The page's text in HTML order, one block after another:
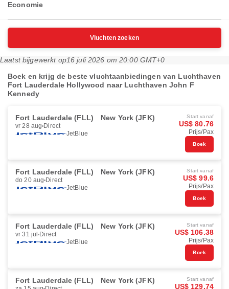
Economie
Vluchten zoeken
Laatst bijgewerkt op16 juli 2026 om 20:00 GMT+0
Boek en krijg de beste vluchtaanbiedingen van Luchthaven
Fort Lauderdale Hollywood naar Luchthaven John F
Kennedy
Fort Lauderdale (FLL) New York (JFK)
vr 28 aug Direct
JetBlue
Start vanaf
US$ 80.76
Prijs/Pax
Boek
Fort Lauderdale (FLL) New York (JFK)
do 20 aug Direct
JetBlue
Start vanaf
US$ 99.6
Prijs/Pax
Boek
Fort Lauderdale (FLL) New York (JFK)
vr 31 jul Direct
JetBlue
Start vanaf
US$ 106.38
Prijs/Pax
Boek
Fort Lauderdale (FLL) New York (JFK) Start vanaf
US$ 129.74